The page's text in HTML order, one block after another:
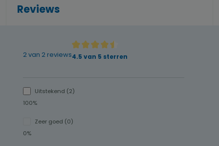
Reviews
2 van 2 reviewsGemiddelde waardering van 4.5 van 5 sterren
4.5 van 5 sterren
Uitstekend (2)
100%
Zeer goed (0)
0%